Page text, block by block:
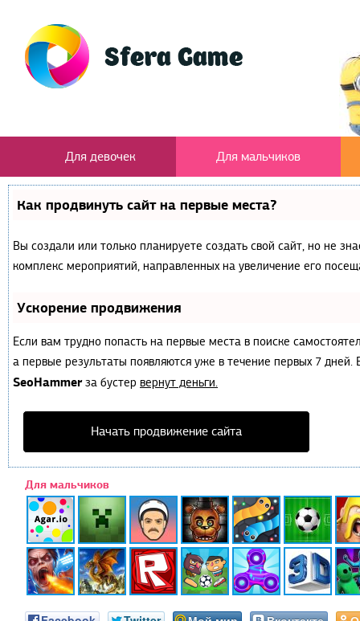
Для девочек Для мальчиков
Как продвинуть сайт на первые места?
Вы создали или только планируете создать свой сайт, но не
комплекс мероприятий, направленных на увеличение его
Ускорение продвижения
Если вам трудно попасть на первые места в поиске
а первые результаты появляются уже в течение первых 7
SeoHammerза бустер вернут деньги.
Начать продвижение сайта
Для мальчиков